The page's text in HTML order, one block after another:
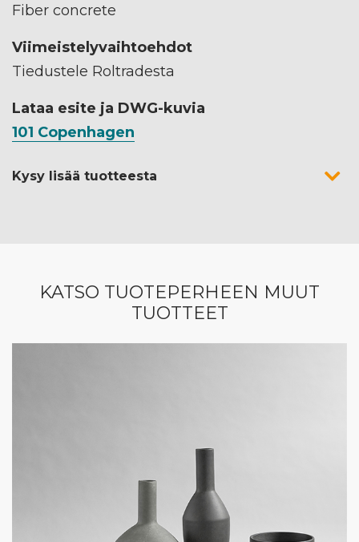
Fiber concrete
Viimeistelyvaihtoehdot
Tiedustele Roltradesta
Lataa esite ja DWG-kuvia
101 Copenhagen
Kysy lisää tuotteesta
KATSO TUOTEPERHEEN MUUT
TUOTTEET